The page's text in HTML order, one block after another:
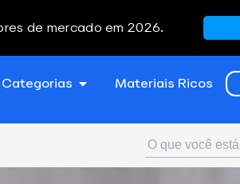
de mercado em 2026.
Categorias Materiais Ricos